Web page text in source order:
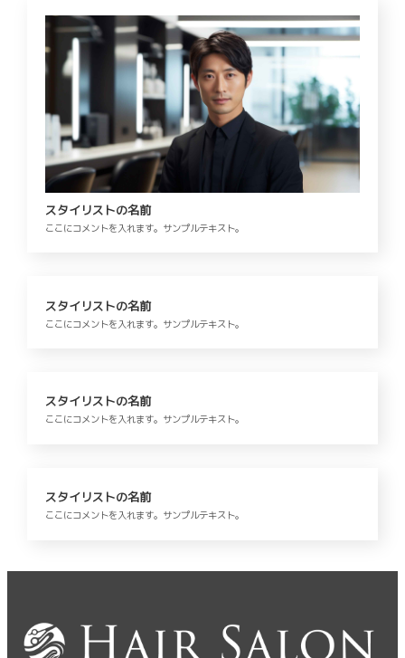
スタイリストの名前
ここにコメントを入れます。サンプルテキスト。
スタイリストの名前
ここにコメントを入れます。サンプルテキスト。
スタイリストの名前
ここにコメントを入れます。サンプルテキスト。
スタイリストの名前
ここにコメントを入れます。サンプルテキスト。